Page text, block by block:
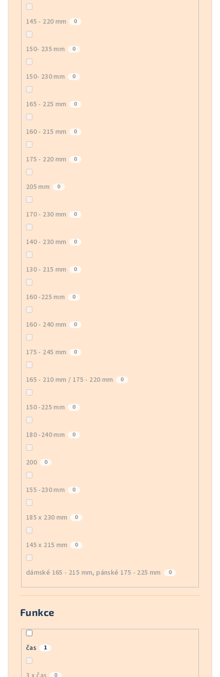
145 - 220 mm 0
150- 235 mm 0
150- 230 mm 0
165 - 225 mm 0
160 - 215 mm 0
175 - 220 mm 0
205 mm 0
170 - 230 mm 0
140 - 230 mm 0
130 - 215 mm 0
160 -225 mm 0
160 - 240 mm 0
175 - 245 mm 0
165 - 210 mm / 175 - 220 mm 0
150 -225 mm 0
180 -240 mm 0
200 0
155 -230 mm 0
185 x 230 mm 0
145 x 215 mm 0
dámské 165 - 215 mm, pánské 175 - 225 mm 0
Funkce
čas 1
0